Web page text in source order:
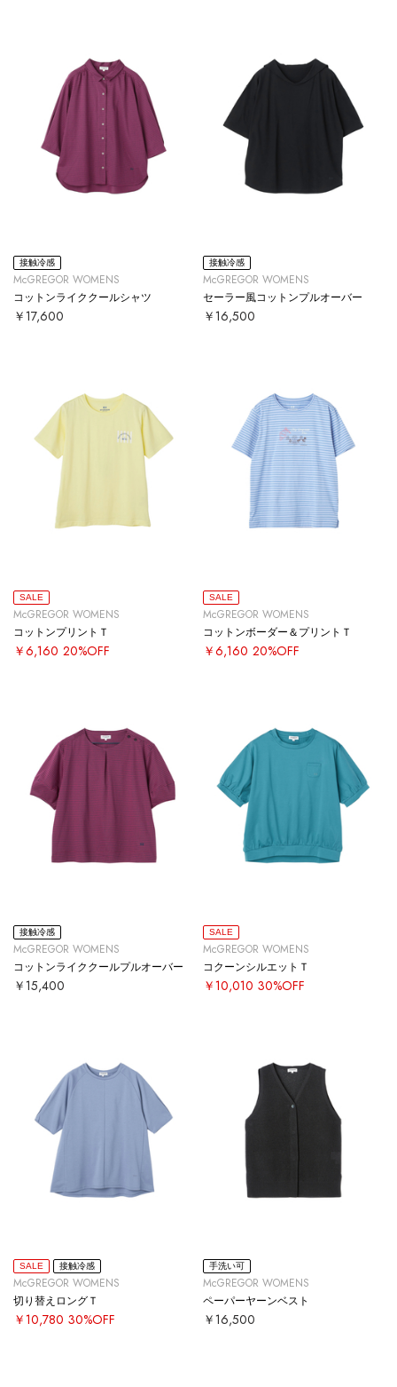
接触冷感
McGREGOR WOMENS
コットンライククールシャツ
￥17,600
接触冷感
McGREGOR WOMENS
セーラー風コットンプルオーバー
￥16,500
SALE
McGREGOR WOMENS
コットンプリントＴ
￥6,160 20%OFF
SALE
McGREGOR WOMENS
コットンボーダー＆プリントＴ
￥6,160 20%OFF
接触冷感
McGREGOR WOMENS
コットンライククールプルオーバー
￥15,400
SALE
McGREGOR WOMENS
コクーンシルエットＴ
￥10,010 30%OFF
SALE 接触冷感
McGREGOR WOMENS
切り替えロングＴ
￥10,780 30%OFF
手洗い可
McGREGOR WOMENS
ペーパーヤーンベスト
￥16,500